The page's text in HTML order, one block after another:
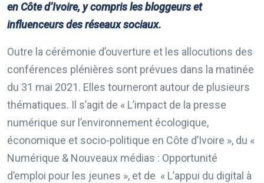
en Côte d’Ivoire, y compris les bloggeurs et
influenceurs des réseaux sociaux.
Outre la cérémonie d’ouverture et les allocutions des
conférences plénières sont prévues dans la matinée
du 31 mai 2021. Elles tourneront autour de plusieurs
thématiques. Il s’agit de « L’impact de la presse
numérique sur l’environnement écologique,
économique et socio-politique en Côte d’Ivoire », du «
Numérique & Nouveaux médias : Opportunité
d’emploi pour les jeunes », et de « L’appui du digital à